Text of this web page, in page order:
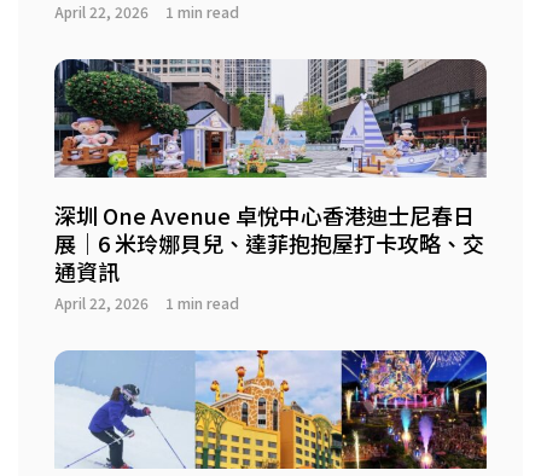
April 22, 2026 1 min read
深圳 One Avenue 卓悅中心香港迪士尼春日
展｜6 米玲娜貝兒、達菲抱抱屋打卡攻略、交
通資訊
April 22, 2026 1 min read